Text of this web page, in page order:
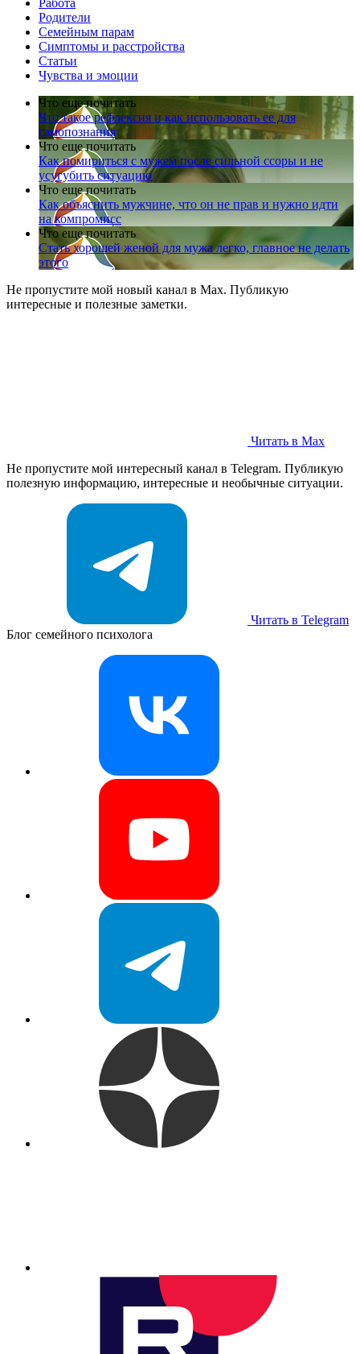
Работа
Родители
Семейным парам
Симптомы и расстройства
Статьи
Чувства и эмоции
Что еще почитать
Что такое рефлексия и как использовать ее для
самопознания
Что еще почитать
Как помириться с мужем после сильной ссоры и не
усугубить ситуацию
Что еще почитать
Как объяснить мужчине, что он не прав и нужно идти
на компромисс
Что еще почитать
Стать хорошей женой для мужа легко, главное не делать
этого
Не пропустите мой новый канал в Max. Публикую
интересные и полезные заметки.
Читать в Max
Не пропустите мой интересный канал в Telegram. Публикую
полезную информацию, интересные и необычные ситуации.
Читать в Telegram
Блог семейного психолога